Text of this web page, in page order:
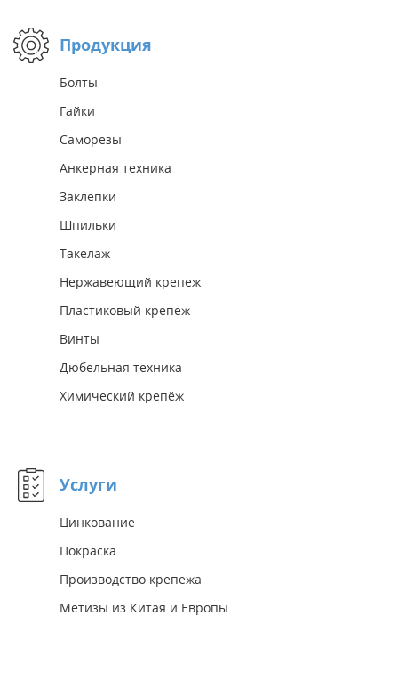
Продукция
Болты
Гайки
Саморезы
Анкерная техника
Заклепки
Шпильки
Такелаж
Нержавеющий крепеж
Пластиковый крепеж
Винты
Дюбельная техника
Химический крепёж
Услуги
Цинкование
Покраска
Производство крепежа
Метизы из Китая и Европы